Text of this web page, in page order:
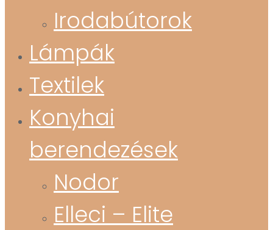
Irodabútorok
Lámpák
Textilek
Konyhai
berendezések
Nodor
Elleci – Elite